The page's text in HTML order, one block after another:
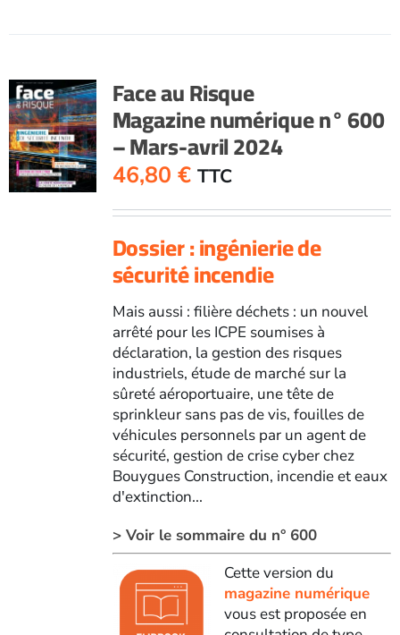
Face au Risque
Magazine numérique n° 600
– Mars-avril 2024
46,80 € TTC
Dossier : ingénierie de
sécurité incendie
Mais aussi : filière déchets : un nouvel
arrêté pour les ICPE soumises à
déclaration, la gestion des risques
industriels, étude de marché sur la
sûreté aéroportuaire, une tête de
sprinkleur sans pas de vis, fouilles de
véhicules personnels par un agent de
sécurité, gestion de crise cyber chez
Bouygues Construction, incendie et eaux
d'extinction...
> Voir le sommaire du n° 600
Cette version du
magazine numérique
vous est proposée en